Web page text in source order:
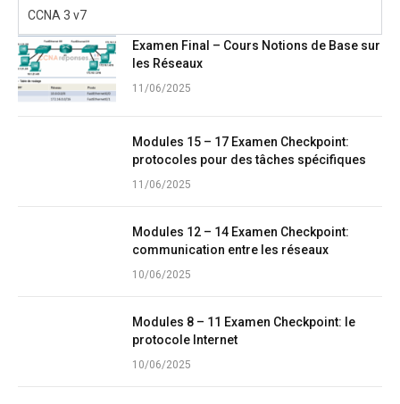
CCNA 3 v7
Examen Final – Cours Notions de Base sur
les Réseaux
11/06/2025
Modules 15 – 17 Examen Checkpoint:
protocoles pour des tâches spécifiques
11/06/2025
Modules 12 – 14 Examen Checkpoint:
communication entre les réseaux
10/06/2025
Modules 8 – 11 Examen Checkpoint: le
protocole Internet
10/06/2025